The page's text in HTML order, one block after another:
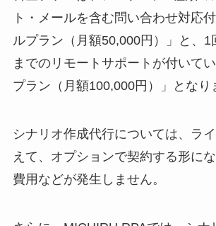
ト・メールを含む問い合わせ対応
ルプラン（月額50,000円）」と、1
までのリモートサポートが付いて
プラン（月額100,000円）」となり
シナリオ作成代行については、ラ
えて、オプションで契約する形に
費用などが発生しません。